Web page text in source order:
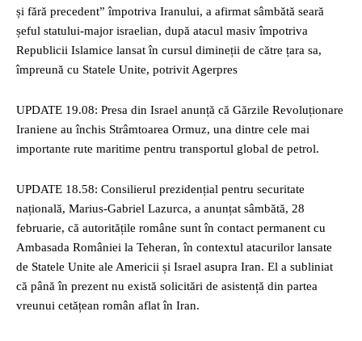
și fără precedent” împotriva Iranului, a afirmat sâmbătă seară
șeful statului-major israelian, după atacul masiv împotriva
Republicii Islamice lansat în cursul dimineții de către țara sa,
împreună cu Statele Unite, potrivit Agerpres
UPDATE 19.08: Presa din Israel anunță că Gărzile Revoluționare
Iraniene au închis Strâmtoarea Ormuz, una dintre cele mai
importante rute maritime pentru transportul global de petrol.
UPDATE 18.58: Consilierul prezidențial pentru securitate
națională, Marius-Gabriel Lazurca, a anunțat sâmbătă, 28
februarie, că autoritățile române sunt în contact permanent cu
Ambasada României la Teheran, în contextul atacurilor lansate
de Statele Unite ale Americii și Israel asupra Iran. El a subliniat
că până în prezent nu există solicitări de asistență din partea
vreunui cetățean român aflat în Iran.